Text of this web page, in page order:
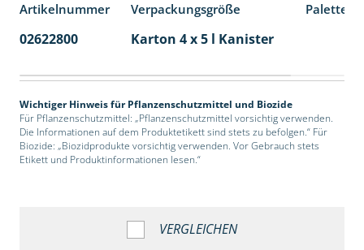
Artikelnummer Verpackungsgröße
02622800 Karton 4 x 5 l Kanister
Wichtiger Hinweis für Pflanzenschutzmittel und Biozide
Für Pflanzenschutzmittel: „Pflanzenschutzmittel vorsichtig verwenden.
Die Informationen auf dem Produktetikett sind stets zu befolgen.“ Für
Biozide: „Biozidprodukte vorsichtig verwenden. Vor Gebrauch stets
Etikett und Produktinformationen lesen.“
VERGLEICHEN